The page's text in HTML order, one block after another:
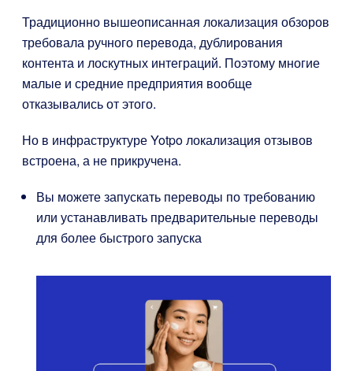
Традиционно вышеописанная локализация обзоров
требовала ручного перевода, дублирования
контента и лоскутных интеграций. Поэтому многие
малые и средние предприятия вообще
отказывались от этого.
Но в инфраструктуре Yotpo локализация отзывов
встроена, а не прикручена.
Вы можете запускать переводы по требованию
или устанавливать предварительные переводы
для более быстрого запуска